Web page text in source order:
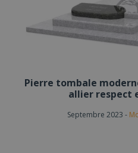
Pierre tombale
allier respect
Septembre 2023 -